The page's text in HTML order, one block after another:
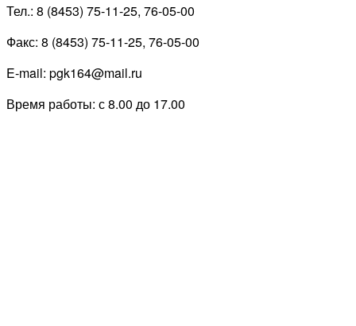
Тел.: 8 (8453) 75-11-25, 76-05-00
Факс: 8 (8453) 75-11-25, 76-05-00
E-mail: pgk164@mail.ru
Время работы: с 8.00 до 17.00